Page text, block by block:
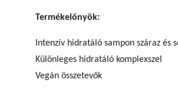
Termékelőnyök:
Intenzív hidratáló sampon száraz és
Különleges hidratáló komplexszel
Vegán összetevők